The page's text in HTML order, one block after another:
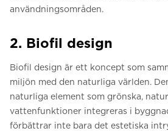
användningsområden.
2. Biofil design
Biofil design är ett koncept som
miljön med den naturliga världen.
naturliga element som grönska,
vattenfunktioner integreras i
förbättrar inte bara det estetiska